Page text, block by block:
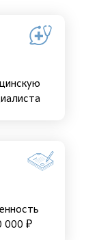
000 ₽